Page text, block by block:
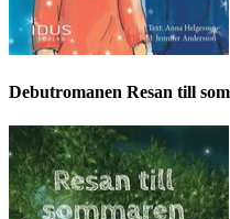
Debutromanen Resan till